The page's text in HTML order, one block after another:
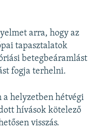
arra, hogy az
tapasztalatok
betegbeáramlást
fogja terhelni.
a helyzetben hétvégi
hívások kötelező
visszás.